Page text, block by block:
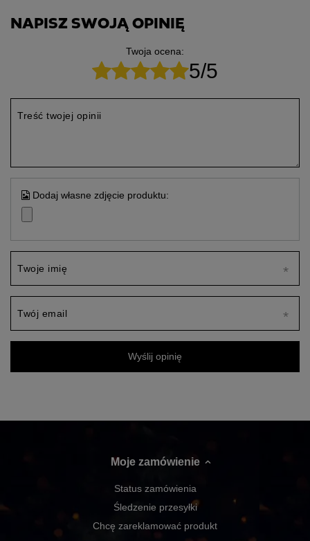
NAPISZ SWOJĄ OPINIĘ
Twoja ocena:
5/5
Treść twojej opinii
Dodaj własne zdjęcie produktu:
Twoje imię
Twój email
Wyślij opinię
Moje zamówienie
Status zamówienia
Śledzenie przesyłki
Chcę zareklamować produkt